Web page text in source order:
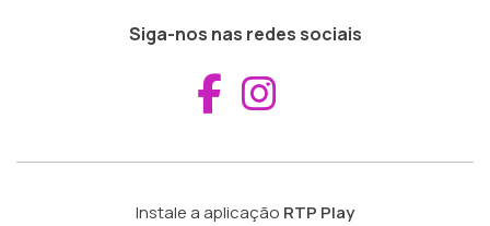
Siga-nos nas redes sociais
Aceder ao
Instale a aplicação RTP Play